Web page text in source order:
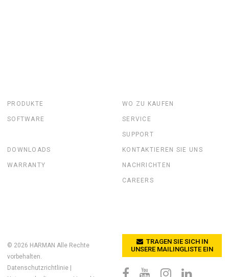
PRODUKTE
SOFTWARE
WO ZU KAUFEN
SERVICE
SUPPORT
DOWNLOADS
WARRANTY
KONTAKTIEREN SIE UNS
NACHRICHTEN
CAREERS
© 2026 HARMAN Alle Rechte
vorbehalten.
Datenschutzrichtlinie |
TRAGEN SIE SICH IN
UNSERE MAILINGLISTE EIN